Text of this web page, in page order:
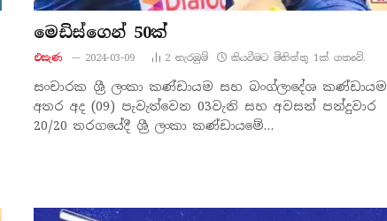
මෙඩිස්ගෙන් 50ක්
එසැණ 2024-03-09 2 නැරඹු​ම් කියවීමට මිනිත්තු 1ක් ගතවේ.
සංචාරක ශ්‍රී ලංකා කණ්ඩායම සහ බංග්ලාදේශ කණ්ඩායම
අතර අද (09) පැවැත්වෙන 03වැනි සහ අවසන් පන්දුවාර
20/20 තරගයේදී ශ්‍රී ලංකා කණ්ඩායමේ…